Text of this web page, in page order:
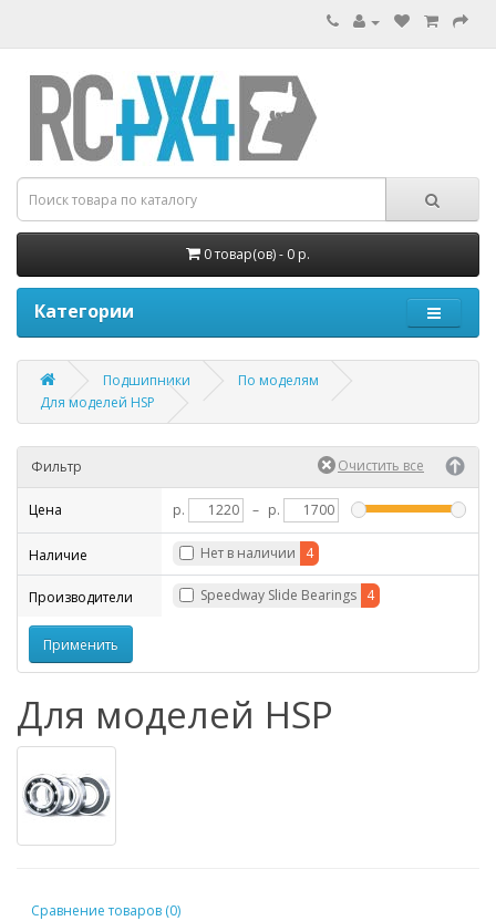
0 товар(ов) - 0 р.
Категории
Подшипники
По моделям
Для моделей HSP
Фильтр
Цена р. – р.
Наличие Нет в наличии 4
Производители Speedway Slide Bearings 4
Для моделей HSP
Сравнение товаров (0)